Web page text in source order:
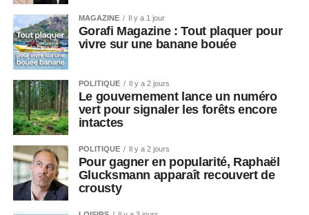
MAGAZINE Il y a 1 jour
Gorafi Magazine : Tout plaquer pour
vivre sur une banane bouée
POLITIQUE Il y a 2 jours
Le gouvernement lance un numéro
vert pour signaler les forêts encore
intactes
POLITIQUE Il y a 2 jours
Pour gagner en popularité, Raphaël
Glucksmann apparaît recouvert de
crousty